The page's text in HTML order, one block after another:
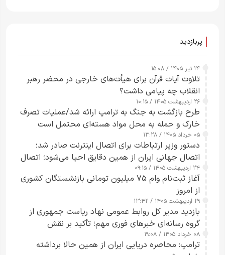
پربازدید
۱۴ تیر ۱۴۰۵ / ۱۵:۰۸
تلاوت آیات قرآن برای هیأت‌های خارجی در محضر رهبر
انقلاب چه پیامی داشت؟
۲۶ اردیبهشت ۱۴۰۵ / ۱۰:۱۵
طرح‌ بازگشت به جنگ به ترامپ ارائه شد/عملیات تصرف
خارک و حمله به محل مواد هسته‌ای محتمل است
۰۵ خرداد ۱۴۰۵ / ۱۳:۲۸
دستور وزیر ارتباطات برای اتصال اینترنت صادر شد؛
اتصال جهانی ایران از همین دقایق احیا می‌شود؛ اتصال
کامل مردم تا ۲۴ ساعت آینده
۲۴ اردیبهشت ۱۴۰۵ / ۰۹:۱۵
آغاز ثبت‌نام وام ۷۵ میلیون تومانی بازنشستگان کشوری
از امروز
۲۹ اردیبهشت ۱۴۰۵ / ۱۳:۴۲
بازدید مدیر کل روابط عمومی نهاد ریاست جمهوری از
گروه رسانه‌ای خبرهای فوری مهم؛ تأکید بر نقش
رسانه‌های هوشمند و مسئول در ارتقای آگاهی عمومی
۰۸ خرداد ۱۴۰۵ / ۱۹:۰۸
ترامپ: محاصره دریایی ایران از همین حالا برداشته